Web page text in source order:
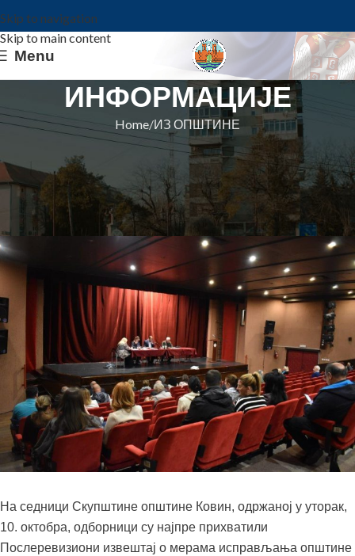
Skip to navigation
Skip to main content
Menu
ИНФОРМАЦИЈЕ
Home ИЗ ОПШТИНЕ
ИЗ ОПШТИНЕ
СА 34. СЕДНИЦЕ СКУПШТИНЕ
ОПШТИНЕ
Општина КовинOn 11. oktobar 2023.
На седници Скупштине општине Ковин, одржаној у уторак,
10. октобра, одборници су најпре прихватили
Послеревизиони извештај о мерама исправљања општине